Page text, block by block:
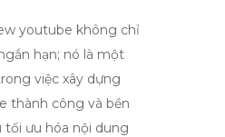
youtube không chỉ
hạn; nó là một
việc xây dựng
thành công và bền
tối ưu hóa nội dung